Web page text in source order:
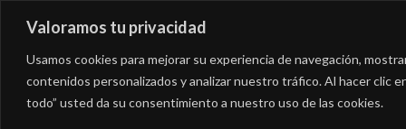
Valoramos tu privacidad
Usamos cookies para mejorar su experiencia de navegación,
contenidos personalizados y analizar nuestro tráfico. Al hacer clic
todo” usted da su consentimiento a nuestro uso de las cookies.